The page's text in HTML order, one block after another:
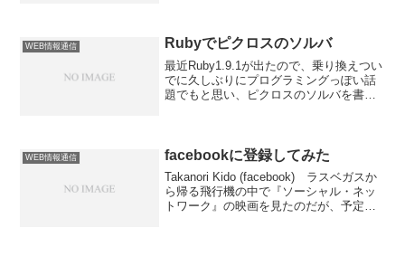
ほしくなる。
WEB情報通信 Rubyでピクロスのソルバ
最近Ruby1.9.1が出たので、乗り換えつい
でに久しぶりにプログラミングっぽい話
題でもと思い、ピクロスのソルバを書い
と、 ｜ 2 1 1 2 ｜ ｜
1 1 1 1 3 2｜ ｜ 4 6 2 1 1 2 2 1｜----
＋----------------＋ 4｜
｜ 2 2｜ ｜ 2 2
｜ ｜ 8
WEB情報通信 facebookに登録してみた
Takanori Kido (facebook) ラスベガスか
ら帰る飛行機の中で『ソーシャル・ネッ
トワーク』の映画を見たのだが、予定よ